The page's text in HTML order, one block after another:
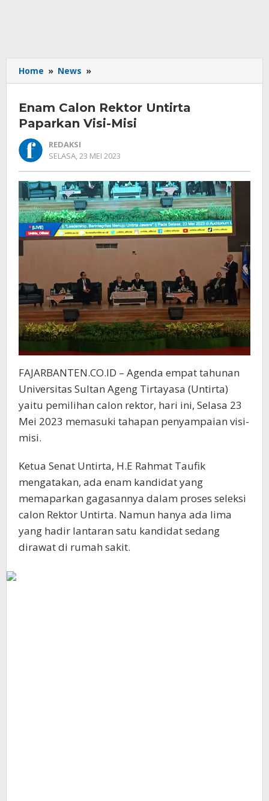
Home » News »
Calon
Untirta
Paparkan
Enam Calon Rektor Untirta
Paparkan Visi-Misi
REDAKSI
SELASA, 23 MEI 2023
FAJARBANTEN.CO.ID – Agenda empat tahunan
Universitas Sultan Ageng Tirtayasa (Untirta)
yaitu pemilihan calon rektor, hari ini, Selasa 23
Mei 2023 memasuki tahapan penyampaian visi-
misi.
Ketua Senat Untirta, H.E Rahmat Taufik
mengatakan, ada enam kandidat yang
memaparkan gagasannya dalam proses seleksi
calon Rektor Untirta. Namun hanya ada lima
yang hadir lantaran satu kandidat sedang
dirawat di rumah sakit.